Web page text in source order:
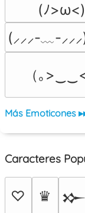
(ﾉ
(⸝⸝⸝-﹏-
（｡>‿‿<
Más Emoticones
Caracteres
♡ ♛ 𒁍